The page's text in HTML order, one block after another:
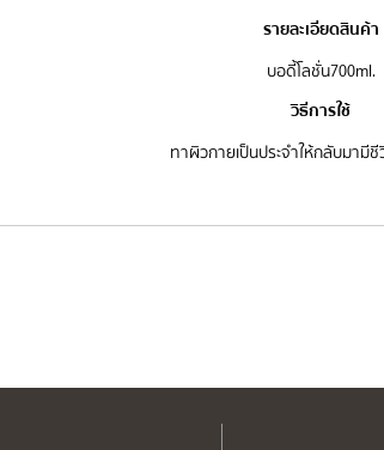
รายละเอียดสินค้า
บอดี้โลชั่น700ml.
วิธีการใช้
ทาผิวกายเป็นประจำให้กลับมามี